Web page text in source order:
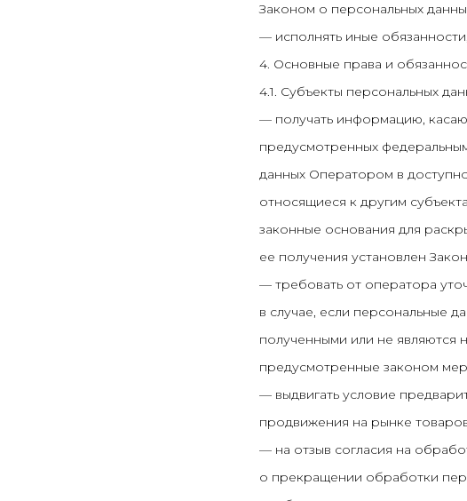
Законом о персональных
— исполнять иные
4. Основные права и
4.1. Субъекты персональных
— получать информацию,
предусмотренных
данных Оператором в
относящиеся к другим
законные основания для
ее получения установлен
— требовать от оператора
в случае, если персональные
полученными или не являются
предусмотренные законом
— выдвигать условие
продвижения на рынке
— на отзыв согласия на
о прекращении обработки